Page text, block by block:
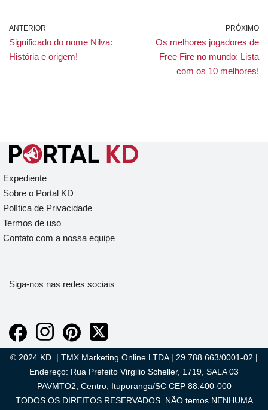
ANTERIOR
Significado do nome Nilva:
História e origem!
PRÓXIMO
Os melhores jogadores de
Free Fire no mundo: Lista
com os 10 melhores!
Expediente
Sobre o Portal KD
Política de Privacidade
Termos de uso
Contato com a nossa equipe
Siga-nos nas redes sociais
© 2024 KD. | TMX Marketing Online LTDA | 29.788.663/0001-02 |
Endereço: Rua Prefeito Virgilio Scheller, 1719, SALA 03
PAVMTO2, Centro, Ituporanga/SC CEP 88.400-000
TODOS OS DIREITOS RESERVADOS. NÃO temos NENHUMA